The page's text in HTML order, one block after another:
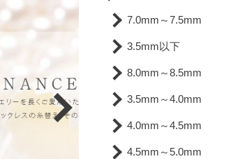
7.0mm～7.5mm
3.5mm以下
8.0mm～8.5mm
3.5mm～4.0mm
4.0mm～4.5mm
4.5mm～5.0mm